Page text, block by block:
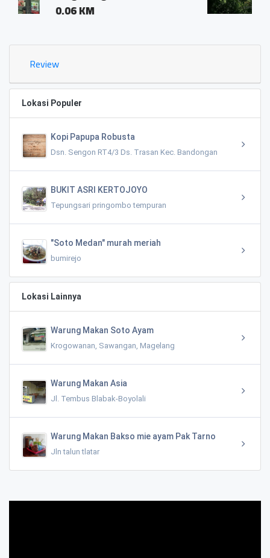
Review
Lokasi Populer
Kopi Papupa Robusta
Dsn. Sengon RT4/3 Ds. Trasan Kec. Bandongan
BUKIT ASRI KERTOJOYO
Tepungsari pringombo tempuran
"Soto Medan" murah meriah
bumirejo
Lokasi Lainnya
Warung Makan Soto Ayam
Krogowanan, Sawangan, Magelang
Warung Makan Asia
Jl. Tembus Blabak-Boyolali
Warung Makan Bakso mie ayam Pak Tarno
Jln talun tlatar